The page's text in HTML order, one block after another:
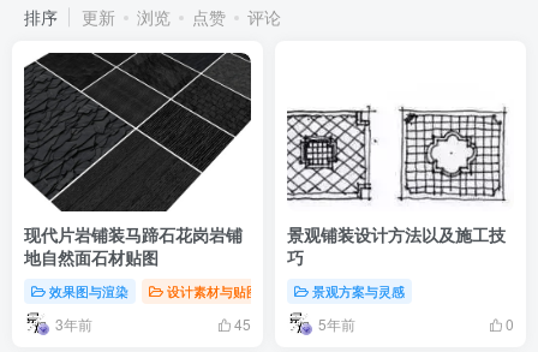
排序 更新 浏览 点赞 评论
现代片岩铺装马蹄石花岗岩铺
地自然面石材贴图
效果图与渲染 设计素材与贴图 设计智库
3年前 45
景观铺装设计方法以及施工技
巧
景观方案与灵感
5年前 0